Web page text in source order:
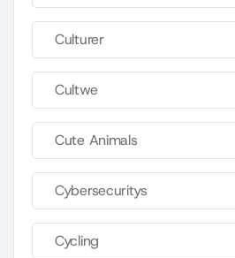
Culturer
Cultwe
Cute Animals
Cybersecuritys
Cycling